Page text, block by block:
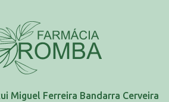
Miguel Ferreira Bandarra Cerveira